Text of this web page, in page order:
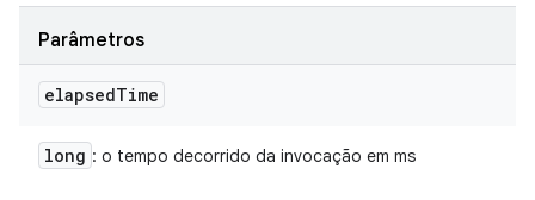
Parâmetros
elapsedTime
long : o tempo decorrido da invocação em ms